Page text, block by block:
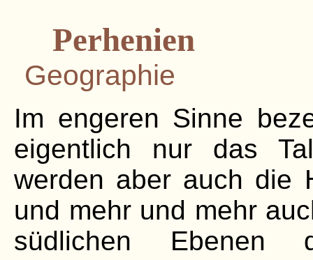
Perhenien
Geographie
Im engeren Sinne
eigentlich nur das
werden aber auch die
und mehr und mehr
südlichen Ebenen